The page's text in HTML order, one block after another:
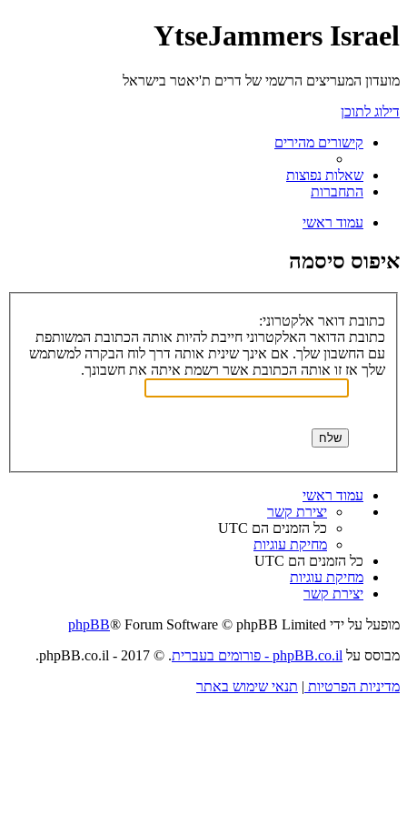
YtseJammers Israel
מועדון המעריצים הרשמי של דרים ת'יאטר בישראל
דילוג לתוכן
קישורים מהירים
שאלות נפוצות
התחברות
עמוד ראשי
איפוס סיסמה
כתובת דואר אלקטרוני:
כתובת הדואר האלקטרוני חייבת להיות אותה הכתובת המשותפת
עם החשבון שלך. אם אינך שינית אותה דרך לוח הבקרה למשתמש
שלך אז זו אותה הכתובת אשר רשמת איתה את חשבונך.
עמוד ראשי
יצירת קשר
כל הזמנים הם UTC
מחיקת עוגיות
כל הזמנים הם UTC
מחיקת עוגיות
יצירת קשר
מופעל על ידי
phpBB® Forum Software © phpBB Limited
מבוסס על phpBB.co.il - פורומים בעברית
. © 2017 - phpBB.co.il.
מדיניות הפרטיות | תנאי שימוש באתר